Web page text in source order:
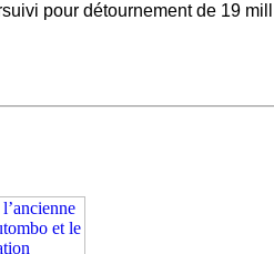
pour détournement de 19